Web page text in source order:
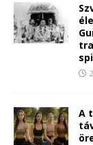
A